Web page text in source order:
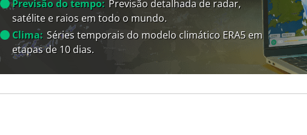
Previsão do tempo: Previsão detalhada de radar,
satélite e raios em todo o mundo.
Clima: Séries temporais do modelo climático ERA5 em
etapas de 10 dias.